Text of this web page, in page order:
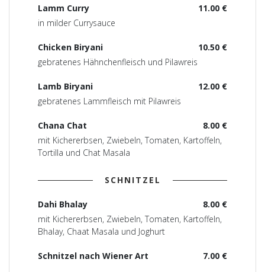
11.00 €
Lamm Curry
in milder Currysauce
10.50 €
Chicken Biryani
gebratenes Hähnchenfleisch und Pilawreis
12.00 €
Lamb Biryani
gebratenes Lammfleisch mit Pilawreis
8.00 €
Chana Chat
mit Kichererbsen, Zwiebeln, Tomaten, Kartoffeln,
Tortilla und Chat Masala
SCHNITZEL
8.00 €
Dahi Bhalay
mit Kichererbsen, Zwiebeln, Tomaten, Kartoffeln,
Bhalay, Chaat Masala und Joghurt
7.00 €
Schnitzel nach Wiener Art